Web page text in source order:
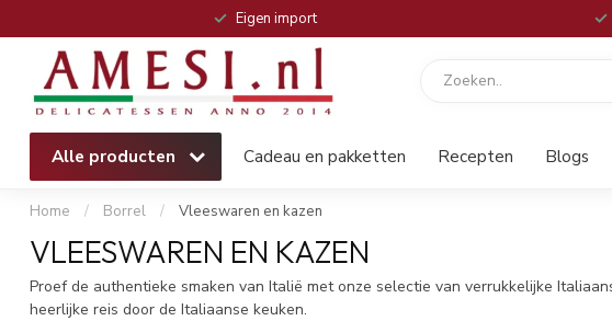
Eigen import
Alle producten Cadeau en pakketten Recepten Blogs
Home / Borrel / Vleeswaren en kazen
VLEESWAREN EN KAZEN
Proef de authentieke smaken van Italië met onze selectie van verrukkelijke
heerlijke reis door de Italiaanse keuken.